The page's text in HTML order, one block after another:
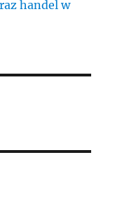
handel w